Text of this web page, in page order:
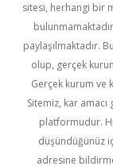
sitesi, herhangi bir
paylaşılmaktadır.
olup, gerçek
Gerçek kurum ve
Sitemiz, kar
platformudur.
düşündüğünüz
adresine